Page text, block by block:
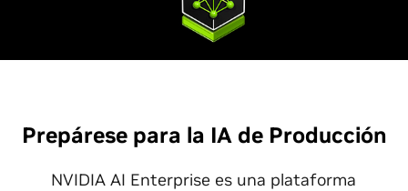
Prepárese para la IA de Producción
NVIDIA AI Enterprise es una plataforma